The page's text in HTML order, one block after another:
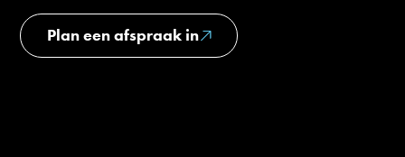
Plan een afspraak in